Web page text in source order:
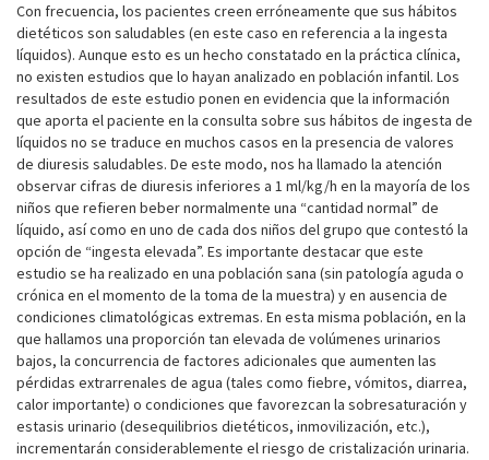
Con frecuencia, los pacientes creen erróneamente que sus hábitos
dietéticos son saludables (en este caso en referencia a la ingesta
líquidos). Aunque esto es un hecho constatado en la práctica clínica,
no existen estudios que lo hayan analizado en población infantil. Los
resultados de este estudio ponen en evidencia que la información
que aporta el paciente en la consulta sobre sus hábitos de ingesta de
líquidos no se traduce en muchos casos en la presencia de valores
de diuresis saludables. De este modo, nos ha llamado la atención
observar cifras de diuresis inferiores a 1 ml/kg/h en la mayoría de los
niños que refieren beber normalmente una “cantidad normal” de
líquido, así como en uno de cada dos niños del grupo que contestó la
opción de “ingesta elevada”. Es importante destacar que este
estudio se ha realizado en una población sana (sin patología aguda o
crónica en el momento de la toma de la muestra) y en ausencia de
condiciones climatológicas extremas. En esta misma población, en la
que hallamos una proporción tan elevada de volúmenes urinarios
bajos, la concurrencia de factores adicionales que aumenten las
pérdidas extrarrenales de agua (tales como fiebre, vómitos, diarrea,
calor importante) o condiciones que favorezcan la sobresaturación y
estasis urinario (desequilibrios dietéticos, inmovilización, etc.),
incrementarán considerablemente el riesgo de cristalización urinaria.